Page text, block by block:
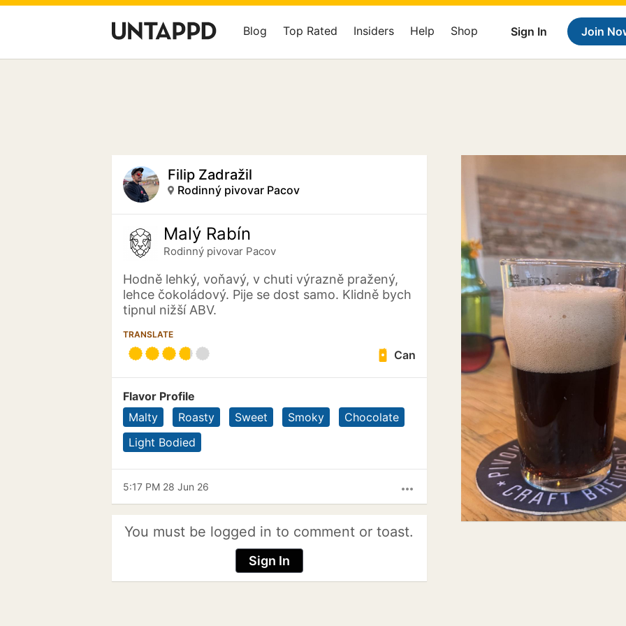
Sign In Join
Blog Top Rated Insiders Help Shop
Filip Zadražil
Rodinný pivovar Pacov
Malý Rabín
Rodinný pivovar Pacov
Hodně lehký, voňavý, v chuti výrazně pražený,
lehce čokoládový. Pije se dost samo. Klidně bych
tipnul nižší ABV.
TRANSLATE
Can
Flavor Profile
Malty
Roasty Sweet Smoky
Chocolate
Light Bodied
more_horiz
5:17 PM 28 Jun 26
You must be logged in to comment or toast.
Sign In